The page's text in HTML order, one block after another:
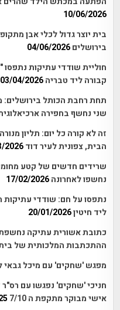
10/06/2026
בית יוצר גדול לכלי אבן
בירושלים 04/06/2026
חוליית שודדי עתיקות
קבורה ליד טבריה 03/04/2026
תחת רחבת הכותל בירושלים:
שני נחשף בחפירה
זה לא קורה כל יום: תליון
הבית, צפונית לעיר דוד 2026
שרידים חדשים של קטע
נחשפו לאחרונה 17/02/2026
נתפסו על חם: שודדי עתיקות
ליד חיטין20/01/2026
כתובת אשורית עתיקה
ההתכתבות המלכותית של
מפגש 'שחקים' עם מיכל גבאי
חניכי 'שחקים' נפגשו עם רס"ר
אישי מבוקר מתקפת ה 7/10